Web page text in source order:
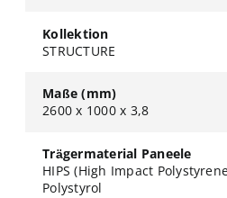
Kollektion
STRUCTURE
Maße (mm)
2600 x 1000 x 3,8
Trägermaterial Paneele
HIPS (High Impact
Polystyrol